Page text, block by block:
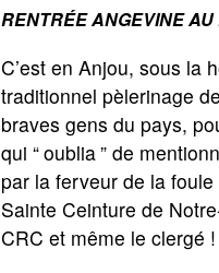
RENTRÉE ANGEVINE
C’est en Anjou, sous la
traditionnel pèlerinage
braves gens du pays,
qui “oublia” de
par la ferveur de la
Sainte Ceinture de
CRC et même le clergé !